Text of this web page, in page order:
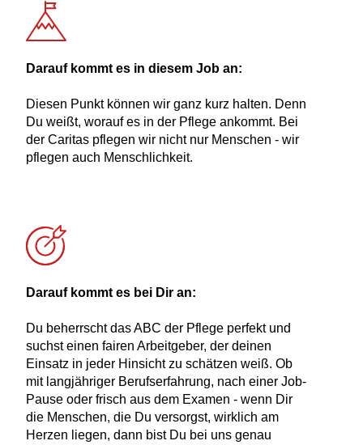
Darauf kommt es in diesem Job an:
Diesen Punkt können wir ganz kurz halten. Denn
Du weißt, worauf es in der Pflege ankommt. Bei
der Caritas pflegen wir nicht nur Menschen - wir
pflegen auch Menschlichkeit.
Darauf kommt es bei Dir an:
Du beherrscht das ABC der Pflege perfekt und
suchst einen fairen Arbeitgeber, der deinen
Einsatz in jeder Hinsicht zu schätzen weiß. Ob
mit langjähriger Berufserfahrung, nach einer Job-
Pause oder frisch aus dem Examen - wenn Dir
die Menschen, die Du versorgst, wirklich am
Herzen liegen, dann bist Du bei uns genau